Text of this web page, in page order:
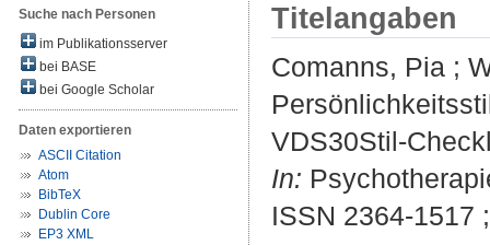
Suche nach Personen
im Publikationsserver
bei BASE
bei Google Scholar
Daten exportieren
ASCII Citation
Atom
BibTeX
Dublin Core
EP3 XML
Titelangaben
Comanns, Pia ;
VDS30Stil-
In:
ISSN 2364-1517